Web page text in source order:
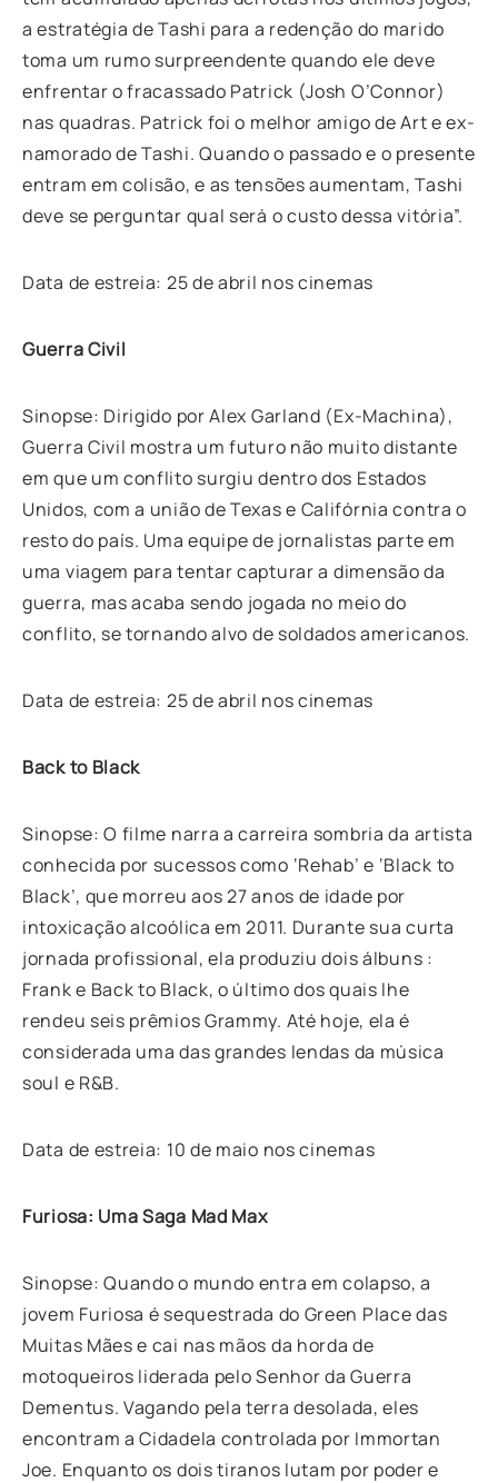
a estratégia de Tashi para a redenção do marido
toma um rumo surpreendente quando ele deve
enfrentar o fracassado Patrick (Josh O’Connor)
nas quadras. Patrick foi o melhor amigo de Art e ex-
namorado de Tashi. Quando o passado e o presente
entram em colisão, e as tensões aumentam, Tashi
deve se perguntar qual será o custo dessa vitória”.
Data de estreia: 25 de abril nos cinemas
Guerra Civil
Sinopse: Dirigido por Alex Garland (Ex-Machina),
Guerra Civil mostra um futuro não muito distante
em que um conflito surgiu dentro dos Estados
Unidos, com a união de Texas e Califórnia contra o
resto do país. Uma equipe de jornalistas parte em
uma viagem para tentar capturar a dimensão da
guerra, mas acaba sendo jogada no meio do
conflito, se tornando alvo de soldados americanos.
Data de estreia: 25 de abril nos cinemas
Back to Black
Sinopse: O filme narra a carreira sombria da artista
conhecida por sucessos como ‘Rehab’ e ‘Black to
Black’, que morreu aos 27 anos de idade por
intoxicação alcoólica em 2011. Durante sua curta
jornada profissional, ela produziu dois álbuns :
Frank e Back to Black, o último dos quais lhe
rendeu seis prêmios Grammy. Até hoje, ela é
considerada uma das grandes lendas da música
soul e R&B.
Data de estreia: 10 de maio nos cinemas
Furiosa: Uma Saga Mad Max
Sinopse: Quando o mundo entra em colapso, a
jovem Furiosa é sequestrada do Green Place das
Muitas Mães e cai nas mãos da horda de
motoqueiros liderada pelo Senhor da Guerra
Dementus. Vagando pela terra desolada, eles
encontram a Cidadela controlada por Immortan
Joe. Enquanto os dois tiranos lutam por poder e